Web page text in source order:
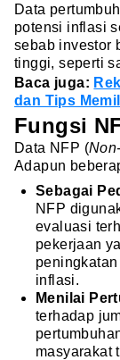
Data
potensi inflasi
sebab investor
tinggi, seperti
Baca juga:
dan Tips
Fungsi
Data NFP (
Adapun
Sebagai
NFP
evaluasi
pekerjaan
inflasi.
Menilai
terhadap
masyarakat